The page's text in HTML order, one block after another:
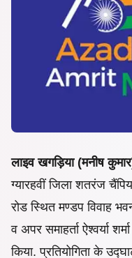
लाइव खगड़िया (मनीष
ग्यारहवीं जिला शतरंज
रोड स्थित मण्डप विवाह
व अपर समाहर्ता ऐश्वर्या
किया. प्रतियोगिता के